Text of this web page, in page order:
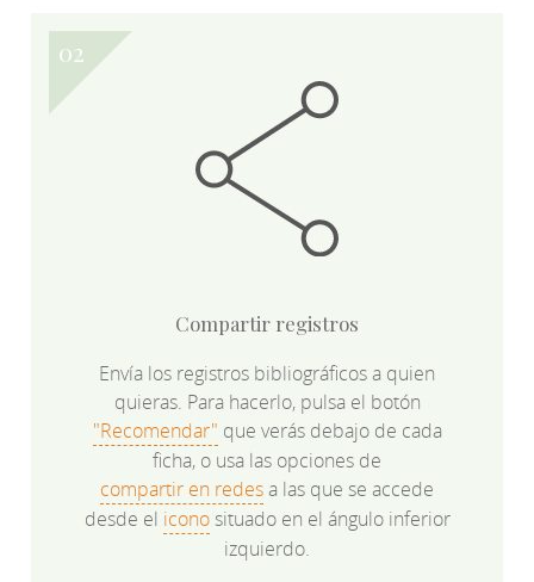
Compartir registros
Envía los registros bibliográficos a quien
quieras. Para hacerlo, pulsa el botón
"Recomendar" que verás debajo de cada
ficha, o usa las opciones de
compartir en redesa las que se accede
desde el iconosituado en el ángulo inferior
izquierdo.